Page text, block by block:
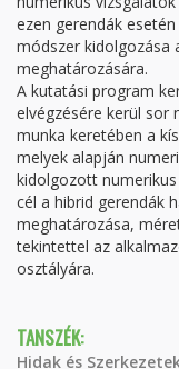
ezen gerendák
módszer kidolgozása
meghatározására.
A kutatási program
elvégzésére kerül sor
munka keretében a
melyek alapján
kidolgozott
cél a hibrid gerendák
meghatározása,
tekintettel az
osztályára.
TANSZÉK:
Hidak és